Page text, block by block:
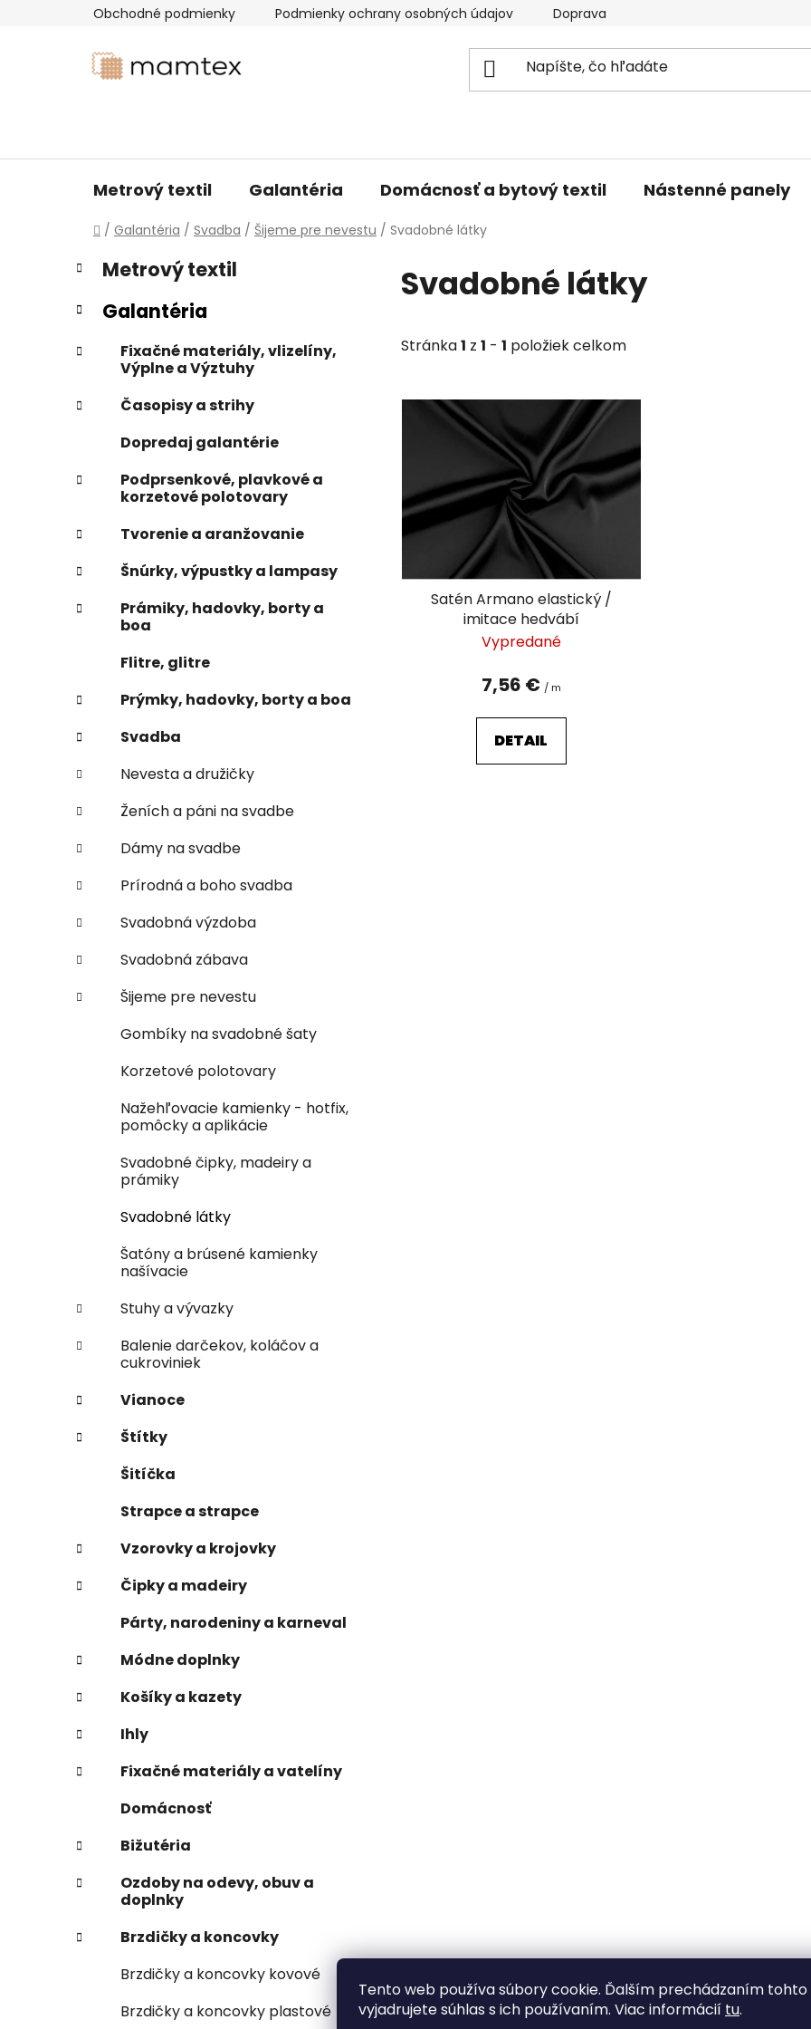
Tento web používa súbory cookie. Ďalším prechádzaním tohto
vyjadrujete súhlas s ich používaním. Viac informácií tu.
Obchodné podmienky Podmienky ochrany osobných údajov Doprava a platba
Metrový textil Galantéria Domácnosť a bytový textil Nástenné panely
Domov
/ Galantéria / Svadba / Šijeme pre nevestu / Svadobné látky
B
o
č
ý
a
l
Preskočiť
kategórie
K
a
t
e
ó
i
e
Metrový textil
Galantéria
Fixačné materiály, vlizelíny,
Výplne a Výztuhy
Časopisy a strihy
Dopredaj galantérie
Podprsenkové, plavkové a
korzetové polotovary
Tvorenie a aranžovanie
Šnúrky, výpustky a lampasy
Prámiky, hadovky, borty a
boa
Flitre, glitre
Prýmky, hadovky, borty a boa
Svadba
Nevesta a družičky
Ženích a páni na svadbe
Dámy na svadbe
Prírodná a boho svadba
Svadobná výzdoba
Svadobná zábava
Šijeme pre nevestu
Gombíky na svadobné šaty
Korzetové polotovary
Nažehľovacie kamienky - hotfix,
pomôcky a aplikácie
Svadobné čipky, madeiry a
prámiky
Svadobné látky
Šatóny a brúsené kamienky
našívacie
Stuhy a vývazky
Balenie darčekov, koláčov a
cukroviniek
Vianoce
Štítky
Šitíčka
Strapce a strapce
Vzorovky a krojovky
Čipky a madeiry
Párty, narodeniny a karneval
Módne doplnky
Košíky a kazety
Ihly
Fixačné materiály a vatelíny
Domácnosť
Bižutéria
Ozdoby na odevy, obuv a
doplnky
Brzdičky a koncovky
Brzdičky a koncovky kovové
Brzdičky a koncovky plastové
Svadobné látky
Stránka1 z 1 - 1 položiek celkom
V
s
p
r
d
Satén Armano elastický /
imitace hedvábí
Vypredané
7,56 € / m
DETAIL